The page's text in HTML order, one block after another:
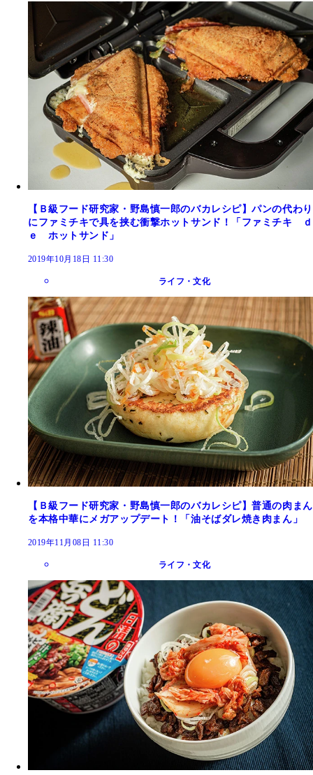
【Ｂ級フード研究家・野島慎一郎のバカレシピ】パンの代わり
にファミチキで具を挟む衝撃ホットサンド！「ファミチキ ｄ
ｅ ホットサンド」
2019年10月18日 11:30
ライフ・文化
【Ｂ級フード研究家・野島慎一郎のバカレシピ】普通の肉まん
を本格中華にメガアップデート！「油そばダレ焼き肉まん」
2019年11月08日 11:30
ライフ・文化